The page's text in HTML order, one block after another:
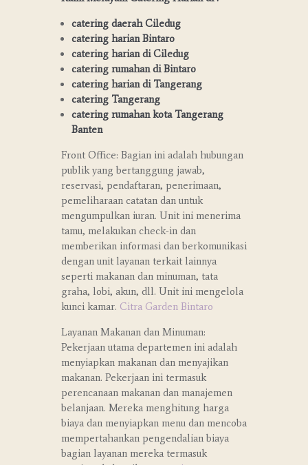
catering daerah Ciledug
catering harian Bintaro
catering harian di Ciledug
catering rumahan di Bintaro
catering harian di Tangerang
catering Tangerang
catering rumahan kota Tangerang
Banten
Front Office: Bagian ini adalah hubungan
publik yang bertanggung jawab,
reservasi, pendaftaran, penerimaan,
pemeliharaan catatan dan untuk
mengumpulkan iuran. Unit ini menerima
tamu, melakukan check-in dan
memberikan informasi dan berkomunikasi
dengan unit layanan terkait lainnya
seperti makanan dan minuman, tata
graha, lobi, akun, dll. Unit ini mengelola
kunci kamar. Citra Garden Bintaro
Layanan Makanan dan Minuman:
Pekerjaan utama departemen ini adalah
menyiapkan makanan dan menyajikan
makanan. Pekerjaan ini termasuk
perencanaan makanan dan manajemen
belanjaan. Mereka menghitung harga
biaya dan menyiapkan menu dan mencoba
mempertahankan pengendalian biaya
bagian layanan mereka termasuk